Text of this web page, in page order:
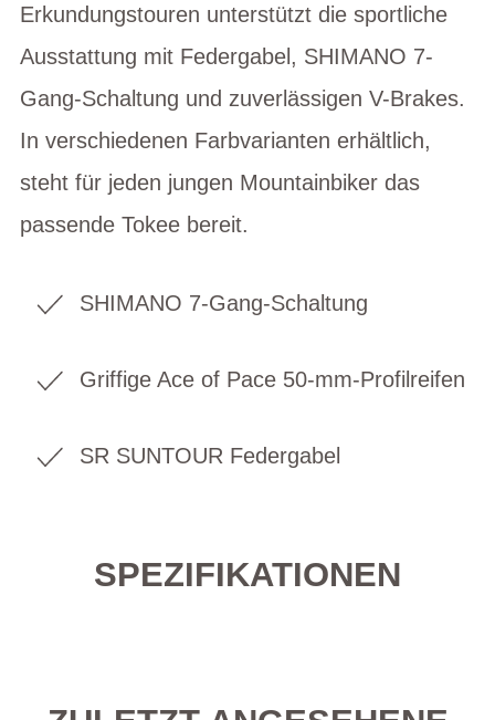
Erkundungstouren unterstützt die sportliche
Ausstattung mit Federgabel, SHIMANO 7-
Gang-Schaltung und zuverlässigen V-Brakes.
In verschiedenen Farbvarianten erhältlich,
steht für jeden jungen Mountainbiker das
passende Tokee bereit.
SHIMANO 7-Gang-Schaltung
Griffige Ace of Pace 50-mm-Profilreifen
SR SUNTOUR Federgabel
SPEZIFIKATIONEN